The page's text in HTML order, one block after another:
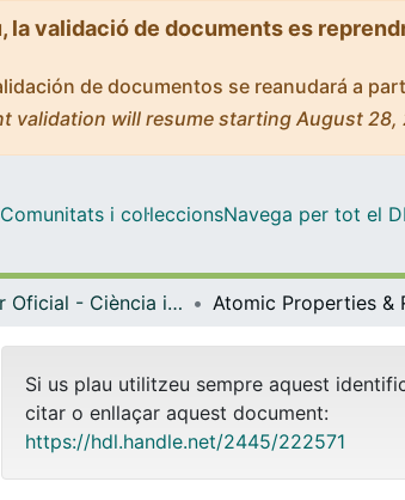
validació de documents es
de documentos se reanudará a
validation will resume starting August
Comunitats i col·leccionsNavega per tot el
Màster Oficial - Ciència i Tecnologia Quàntiques / Quantum Science and Technology
Si us plau utilitzeu sempre aquest
citar o enllaçar aquest document:
https://hdl.handle.net/2445/222571